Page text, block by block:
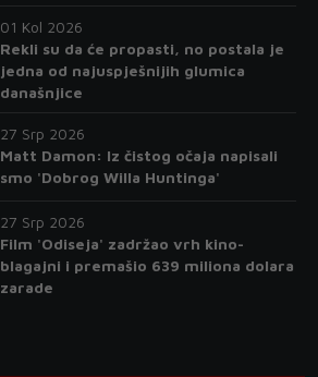
01 Kol 2026
Rekli su da će propasti, no postala je
jedna od najuspješnijih glumica
današnjice
27 Srp 2026
Matt Damon: Iz čistog očaja napisali
smo 'Dobrog Willa Huntinga'
27 Srp 2026
Film 'Odiseja' zadržao vrh kino-
blagajni i premašio 639 miliona dolara
zarade